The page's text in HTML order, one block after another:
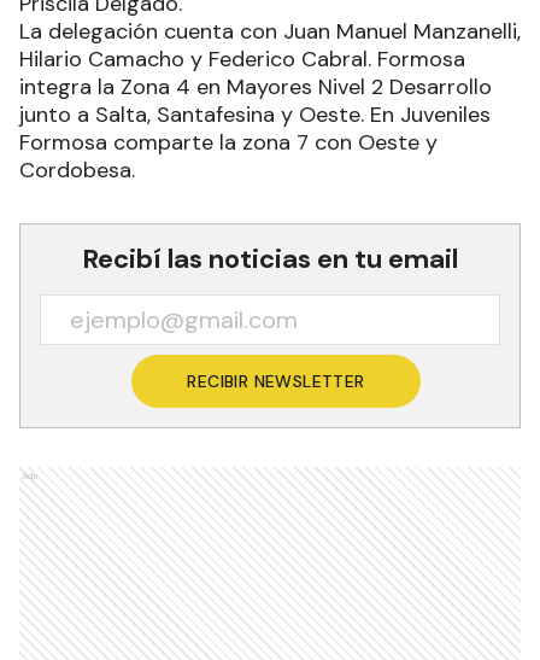
La delegación cuenta con Juan Manuel Manzanelli,
Hilario Camacho y Federico Cabral. Formosa
integra la Zona 4 en Mayores Nivel 2 Desarrollo
junto a Salta, Santafesina y Oeste. En Juveniles
Formosa comparte la zona 7 con Oeste y
Cordobesa.
Recibí las noticias en tu email
RECIBIR NEWSLETTER
Ads